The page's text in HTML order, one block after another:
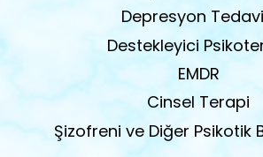
Depresyon
Destekleyici
EMDR
Cinsel Terapi
Şizofreni ve Diğer Psikotik